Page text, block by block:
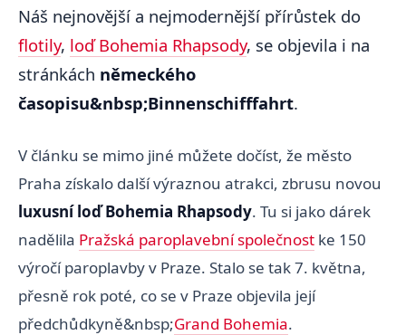
Náš nejnovější a nejmodernější přírůstek do
flotily, loď Bohemia Rhapsody, se objevila i na
stránkách německého
časopisu&nbsp;Binnenschifffahrt.
V článku se mimo jiné můžete dočíst, že město
Praha získalo další výraznou atrakci, zbrusu novou
luxusní loď Bohemia Rhapsody. Tu si jako dárek
nadělila Pražská paroplavební společnost ke 150
výročí paroplavby v Praze. Stalo se tak 7. května,
přesně rok poté, co se v Praze objevila její
předchůdkyně&nbsp;Grand Bohemia.